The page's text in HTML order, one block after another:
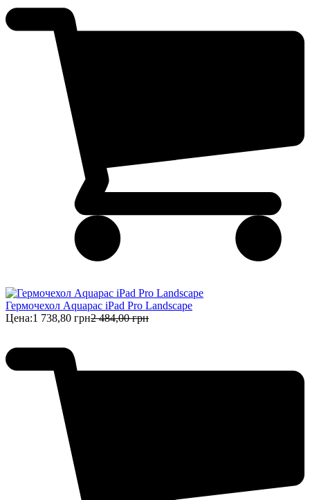
Гермочехол Aquapac iPad Pro Landscape
Цена:1 738,80 грн2 484,00 грн